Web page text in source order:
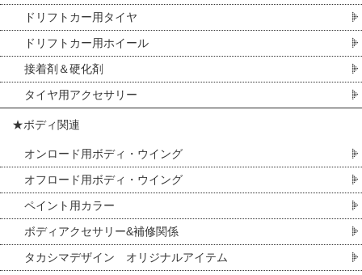
ドリフトカー用タイヤ
ドリフトカー用ホイール
接着剤＆硬化剤
タイヤ用アクセサリー
★ボディ関連
オンロード用ボディ・ウイング
オフロード用ボディ・ウイング
ペイント用カラー
ボディアクセサリー&補修関係
タカシマデザイン オリジナルアイテム